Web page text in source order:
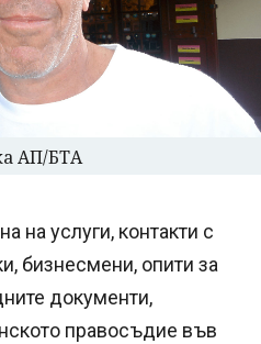
АП/БТА
на услуги, контакти с
бизнесмени, опити за
документи,
правосъдие във